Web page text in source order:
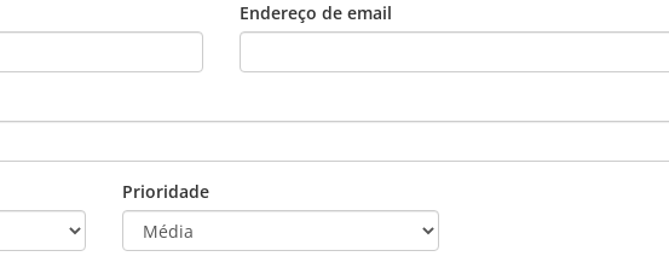
Endereço de email
Prioridade